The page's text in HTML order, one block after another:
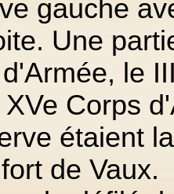
gauche
Une
le
Corps
étaient
de Vaux.